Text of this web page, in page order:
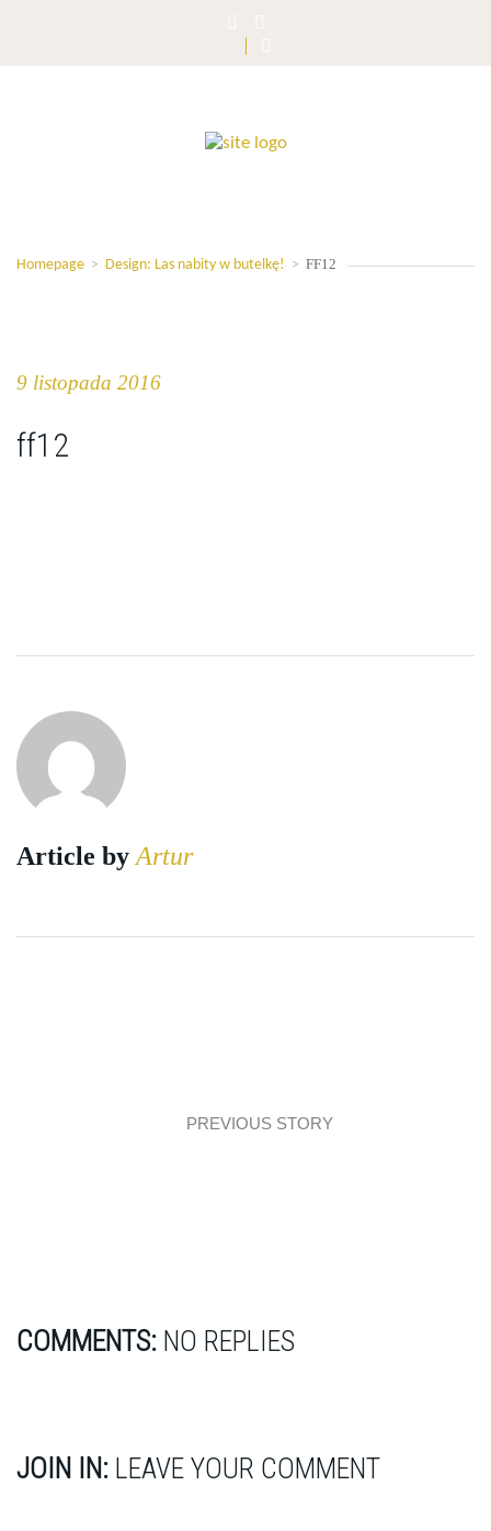
Homepage > Design: Las nabity w butelkę! > FF12
9 listopada 2016
ff12
Article byArtur
PREVIOUS STORY
COMMENTS: NO REPLIES
JOIN IN: LEAVE YOUR COMMENT